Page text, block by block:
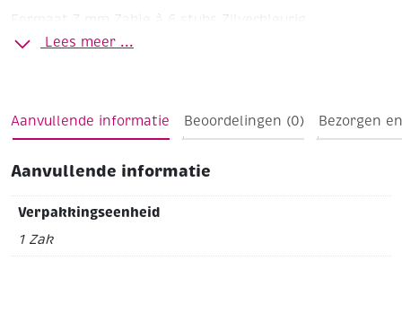
Formaat 7 mm Zakje à 6 stuks
Zilverkleurig
Lees meer ...
Aanvullende informatie Beoordelingen (0) Bezorgen
Aanvullende informatie
Verpakkingseenheid
1 Zak